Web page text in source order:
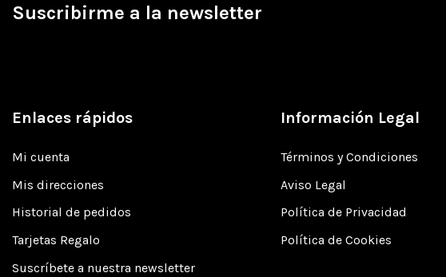
Suscribirme a la newsletter
Enlaces rápidos
Mi cuenta
Mis direcciones
Historial de pedidos
Tarjetas Regalo
Suscríbete a nuestra newsletter
Información Legal
Términos y Condiciones
Aviso Legal
Política de Privacidad
Política de Cookies